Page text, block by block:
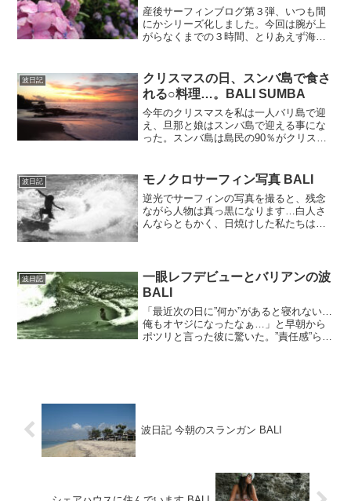
産後サーフィンブログ第３弾、いつも間
にかシリーズ化しました。今回は腕が上
がらなくまでの３時間、とりあえず海の
一緒に行った友人から借りてＢＢをした
数十分が一番有意義に思え...
波日記
クリスマスの日、スンバ島で食さ
れる○料理…。BALI SUMBA
今年のクリスマスを私は一人バリ島で迎
え、旦那と娘はスンバ島で迎える事にな
った。スンバ島は島民の90％がクリスチ
挨拶へ繰り出し、共にお茶を飲み、それ
を延々と繰り返す…とい...
波日記 モノクロサーフィン写真 BALI
逆光でサーフィンの写真を撮ると、残念
ながら人物は真っ黒になります…白人さ
んならともかく、日焼けした私たちはな
波日記
一眼レフデビューとバリアンの波
BALI
「最近次の日に”何か”があると寝れない…
俺もオヤジになったなぁ…」と早朝から
ポツリと言った彼に驚いた。”責任感”らし
波日記 今朝のスランガン BALI